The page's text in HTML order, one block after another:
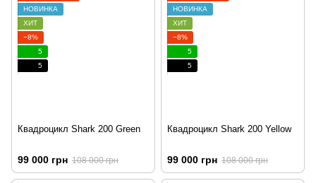
НОВИНКА
ХИТ
−8%
5
5
Квадроцикл Shark 200 Green
99 000 грн 108 000 грн
НОВИНКА
ХИТ
−8%
5
5
Квадроцикл Shark 200 Yellow
99 000 грн 108 000 грн